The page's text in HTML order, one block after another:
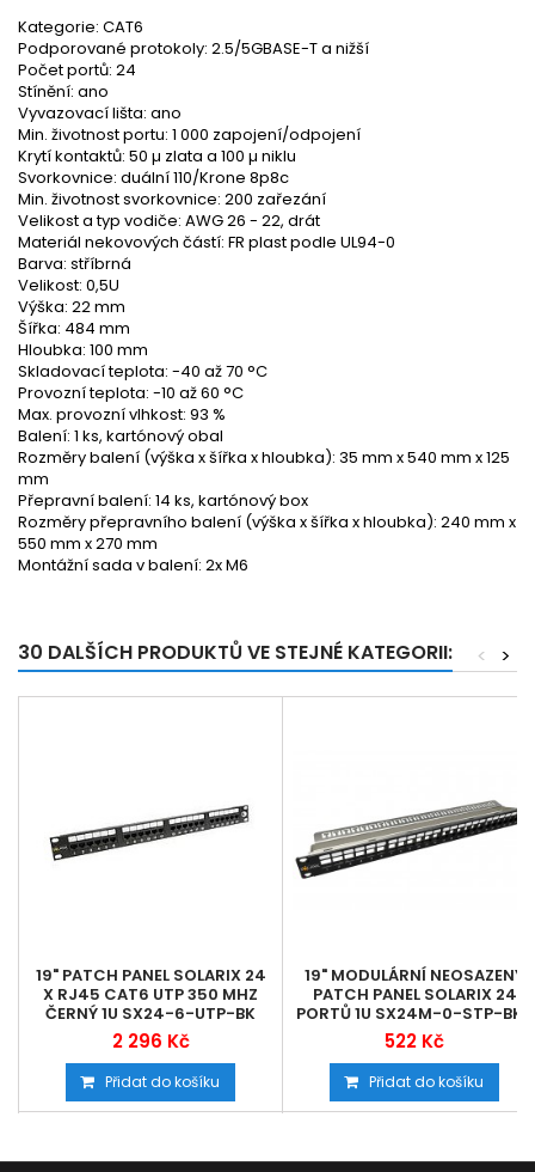
Kategorie: CAT6
Podporované protokoly: 2.5/5GBASE-T a nižší
Počet portů: 24
Stínění: ano
Vyvazovací lišta: ano
Min. životnost portu: 1 000 zapojení/odpojení
Krytí kontaktů: 50 µ zlata a 100 µ niklu
Svorkovnice: duální 110/Krone 8p8c
Min. životnost svorkovnice: 200 zařezání
Velikost a typ vodiče: AWG 26 - 22, drát
Materiál nekovových částí: FR plast podle UL94-0
Barva: stříbrná
Velikost: 0,5U
Výška: 22 mm
Šířka: 484 mm
Hloubka: 100 mm
Skladovací teplota: -40 až 70 °C
Provozní teplota: -10 až 60 °C
Max. provozní vlhkost: 93 %
Balení: 1 ks, kartónový obal
Rozměry balení (výška x šířka x hloubka): 35 mm x 540 mm x 125
mm
Přepravní balení: 14 ks, kartónový box
Rozměry přepravního balení (výška x šířka x hloubka): 240 mm x
550 mm x 270 mm
Montážní sada v balení: 2x M6
30 DALŠÍCH PRODUKTŮ VE STEJNÉ KATEGORII: >
<
19" PATCH PANEL SOLARIX 24
X RJ45 CAT6 UTP 350 MHZ
ČERNÝ 1U SX24-6-UTP-BK
2 296 Kč
Přidat do košíku
19" MODULÁRNÍ NEOSAZENÝ
PATCH PANEL SOLARIX 24
PORTŮ 1U SX24M-0-STP-BK-
UNI-N
522 Kč
Přidat do košíku